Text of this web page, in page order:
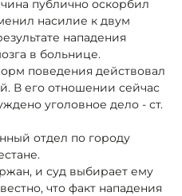
публично оскорбил
насилие к двум
нападения
в больнице.
поведения действовал
В его отношении сейчас
уголовное дело - ст.
отдел по городу
и суд выбирает ему
что факт нападения